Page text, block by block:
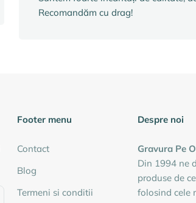
Recomandăm cu drag!
Footer menu
Contact
Blog
Termeni si conditii
Despre noi
Gravura Pe
Din 1994 ne
produse de
folosind cele